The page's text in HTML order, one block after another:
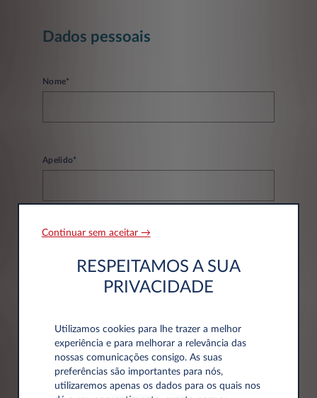
Dados pessoais
Nome*
Apelido*
Email*
Continuar sem aceitar →
RESPEITAMOS A SUA
PRIVACIDADE
Utilizamos cookies para lhe trazer a melhor
experiência e para melhorar a relevância das
nossas comunicações consigo. As suas
preferências são importantes para nós,
utilizaremos apenas os dados para os quais nos